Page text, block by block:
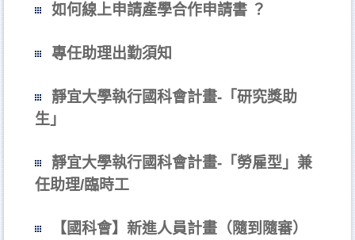
如何線上申請產學合作申請書 ？
專任助理出勤須知
靜宜大學執行國科會計畫-「研究獎助
生」
靜宜大學執行國科會計畫-「勞雇型」兼
任助理/臨時工
【國科會】新進人員計畫（隨到隨審）